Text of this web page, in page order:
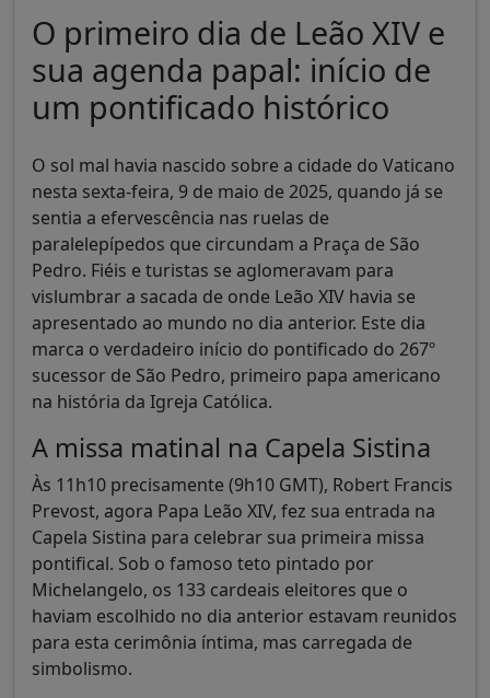
O primeiro dia de Leão XIV e
sua agenda papal: início de
um pontificado histórico
O sol mal havia nascido sobre a cidade do Vaticano
nesta sexta-feira, 9 de maio de 2025, quando já se
sentia a efervescência nas ruelas de
paralelepípedos que circundam a Praça de São
Pedro. Fiéis e turistas se aglomeravam para
vislumbrar a sacada de onde Leão XIV havia se
apresentado ao mundo no dia anterior. Este dia
marca o verdadeiro início do pontificado do 267º
sucessor de São Pedro, primeiro papa americano
na história da Igreja Católica.
A missa matinal na Capela Sistina
Às 11h10 precisamente (9h10 GMT), Robert Francis
Prevost, agora Papa Leão XIV, fez sua entrada na
Capela Sistina para celebrar sua primeira missa
pontifical. Sob o famoso teto pintado por
Michelangelo, os 133 cardeais eleitores que o
haviam escolhido no dia anterior estavam reunidos
para esta cerimônia íntima, mas carregada de
simbolismo.